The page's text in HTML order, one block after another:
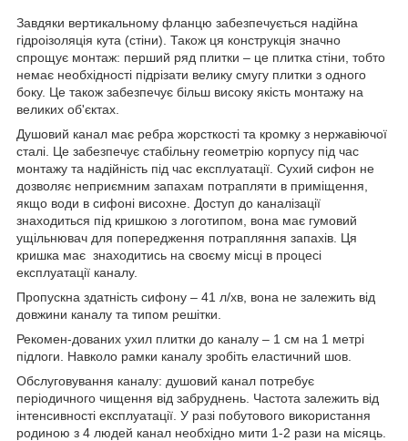
Завдяки вертикальному фланцю забезпечується надійна
гідроізоляція кута (стіни). Також ця конструкція значно
спрощує монтаж: перший ряд плитки – це плитка стіни, тобто
немає необхідності підрізати велику смугу плитки з одного
боку. Це також забезпечує більш високу якість монтажу на
великих об'єктах.
Душовий канал має ребра жорсткості та кромку з нержавіючої
сталі. Це забезпечує стабільну геометрію корпусу під час
монтажу та надійність під час експлуатації. Сухий сифон не
дозволяє неприємним запахам потрапляти в приміщення,
якщо води в сифоні висохне. Доступ до каналізації
знаходиться під кришкою з логотипом, вона має гумовий
ущільнювач для попередження потрапляння запахів. Ця
кришка має знаходитись на своєму місці в процесі
експлуатації каналу.
Пропускна здатність сифону – 41 л/хв, вона не залежить від
довжини каналу та типом решітки.
Рекомен-дованих ухил плитки до каналу – 1 см на 1 метрі
підлоги. Навколо рамки каналу зробіть еластичний шов.
Обслуговування каналу: душовий канал потребує
періодичного чищення від забруднень. Частота залежить від
інтенсивності експлуатації. У разі побутового використання
родиною з 4 людей канал необхідно мити 1-2 рази на місяць.